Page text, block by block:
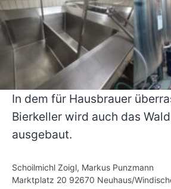
In dem für Hausbrauer
Bierkeller wird auch das
ausgebaut.
Schoilmichl Zoigl, Markus Punzmann
Marktplatz 20 92670 Neuhaus/